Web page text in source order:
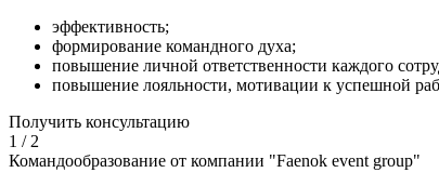
эффективность;
формирование командного духа;
повышение личной ответственности каждого
повышение лояльности, мотивации к успешной
Получить консультацию
1 / 2
Командообразование от компании "Faenok event group"